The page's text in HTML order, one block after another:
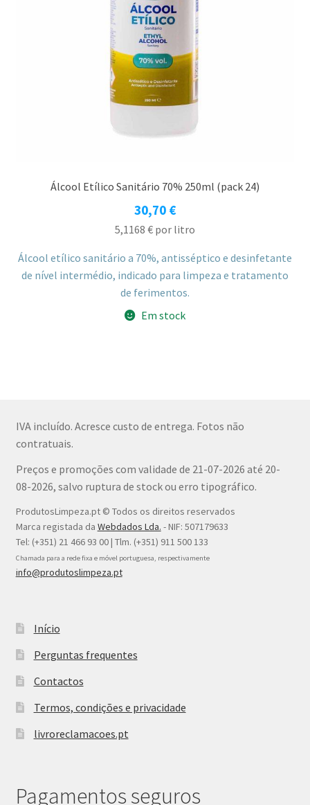
Álcool Etílico Sanitário 70% 250ml (pack 24)
30,70 €
5,1168 € por litro
Álcool etílico sanitário a 70%, antisséptico e desinfetante
de nível intermédio, indicado para limpeza e tratamento
de ferimentos.
Em stock
IVA incluído. Acresce custo de entrega. Fotos não
contratuais.
Preços e promoções com validade de 21-07-2026 até 20-
08-2026, salvo ruptura de stock ou erro tipográfico.
ProdutosLimpeza.pt © Todos os direitos reservados
Marca registada da Webdados Lda. - NIF: 507179633
Tel: (+351) 21 466 93 00 | Tlm. (+351) 911 500 133
Chamada para a rede fixa e móvel portuguesa, respectivamente
info@produtoslimpeza.pt
Início
Perguntas frequentes
Contactos
Termos, condições e privacidade
livroreclamacoes.pt
Pagamentos seguros